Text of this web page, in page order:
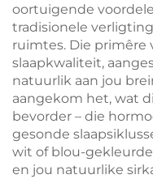
oortuigende
tradisionele
ruimtes. Die primêre
slaapkwaliteit,
natuurlik aan jou
aangekom het, wat
bevorder – die
gesonde
wit of blou-
en jou natuurlike